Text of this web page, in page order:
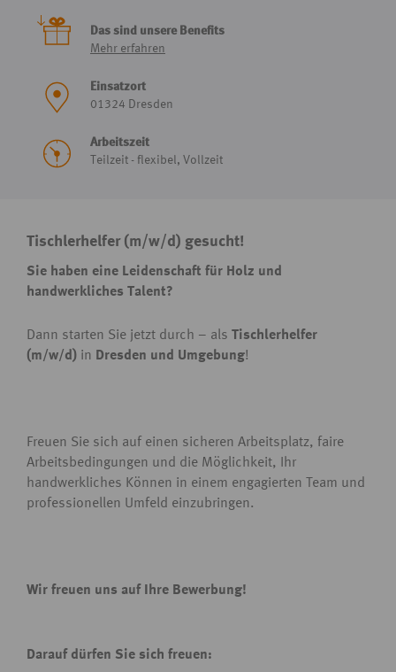
Das sind unsere Benefits
Mehr erfahren
Einsatzort
01324 Dresden
Arbeitszeit
Teilzeit - flexibel, Vollzeit
Tischlerhelfer (m/w/d) gesucht!
Sie haben eine Leidenschaft für Holz und
handwerkliches Talent?
Dann starten Sie jetzt durch – als Tischlerhelfer
(m/w/d) in Dresden und Umgebung!
Freuen Sie sich auf einen sicheren Arbeitsplatz, faire
Arbeitsbedingungen und die Möglichkeit, Ihr
handwerkliches Können in einem engagierten Team und
professionellen Umfeld einzubringen.
Wir freuen uns auf Ihre Bewerbung!
Darauf dürfen Sie sich freuen: